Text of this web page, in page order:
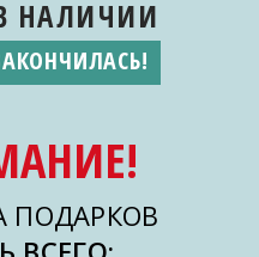
НАЛИЧИИ
ПОДАРКОВ